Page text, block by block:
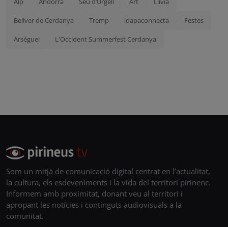
Bellver de Cerdanya Tremp idapaconnecta Festes
Arsèguel L'Occident Summerfest Cerdanya
Som un mitjà de comunicació digital centrat en l’actualitat,
la cultura, els esdeveniments i la vida del territori pirinenc.
Informem amb proximitat, donant veu al territori i
apropant les notícies i continguts audiovisuals a la
comunitat.